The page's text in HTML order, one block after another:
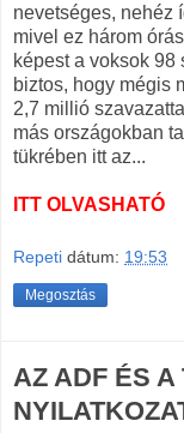
nevetséges, nehéz
mivel ez három
képest a voksok
biztos, hogy mégis
2,7 millió
más országokban
tükrében itt az...
ITT OLVASHATÓ
Repeti dátum: 19:53
Megosztás
AZ ADF ÉS A